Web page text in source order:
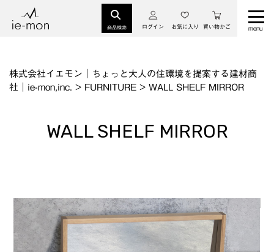
商品検索 ログイン お気に入り 買い物かご
株式会社イエモン｜ちょっと大人の住環境を提案する建材商
社｜ie-mon,inc. > FURNITURE > WALL SHELF MIRROR
WALL SHELF MIRROR